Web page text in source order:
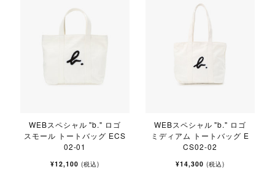
WEBスペシャル "b." ロゴ
スモール トートバッグ ECS
02-01
¥12,100 (税込)
WEBスペシャル "b." ロゴ
ミディアム トートバッグ E
CS02-02
¥14,300 (税込)